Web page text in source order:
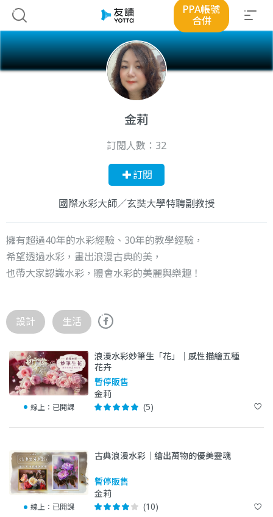
PPA帳號
合併
金莉
訂閱人數： 32
訂閱
國際水彩大師／玄奘大學特聘副教授
擁有超過40年的水彩經驗、30年的教學經驗，
希望透過水彩，畫出浪漫古典的美，
也帶大家認識水彩，體會水彩的美麗與樂趣！
設計 生活
線上： 已開課
浪漫水彩妙筆生「花」｜感性描繪五種
花卉
暫停販售
金莉
(5)
線上： 已開課
古典浪漫水彩｜繪出萬物的優美靈魂
暫停販售
金莉
(10)